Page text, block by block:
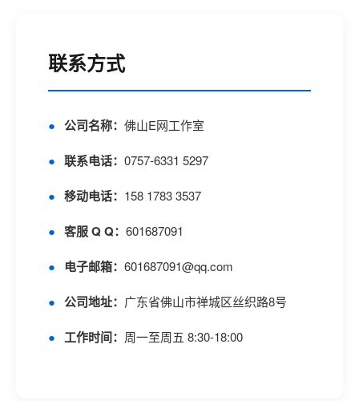
联系方式
公司名称： 佛山E网工作室
联系电话： 0757-6331 5297
移动电话： 158 1783 3537
客服 Q Q： 601687091
电子邮箱： 601687091@qq.com
公司地址： 广东省佛山市禅城区丝织路8号
工作时间： 周一至周五 8:30-18:00